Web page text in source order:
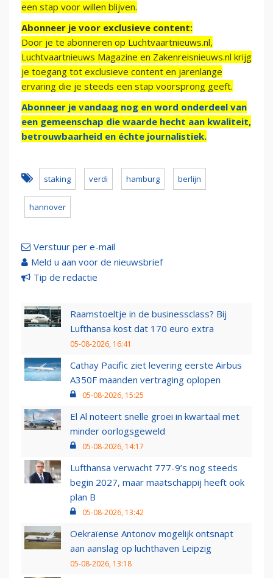
een stap voor willen blijven.
Abonneer je voor exclusieve content:
Door je te abonneren op Luchtvaartnieuws.nl,
Luchtvaartnieuws Magazine en Zakenreisnieuws.nl krijg
je toegang tot exclusieve content en jarenlange
ervaring die je steeds een stap voorsprong geeft.
Abonneer je vandaag nog en word onderdeel van
een gemeenschap die waarde hecht aan kwaliteit,
betrouwbaarheid en échte journalistiek.
staking verdi hamburg berlijn
hannover
Verstuur per e-mail
Meld u aan voor de nieuwsbrief
Tip de redactie
Raamstoeltje in de businessclass? Bij
Lufthansa kost dat 170 euro extra
05-08-2026, 16:41
Cathay Pacific ziet levering eerste Airbus
A350F maanden vertraging oplopen
05-08-2026, 15:25
El Al noteert snelle groei in kwartaal met
minder oorlogsgeweld
05-08-2026, 14:17
Lufthansa verwacht 777-9’s nog steeds
begin 2027, maar maatschappij heeft ook
plan B
05-08-2026, 13:42
Oekraïense Antonov mogelijk ontsnapt
aan aanslag op luchthaven Leipzig
05-08-2026, 13:18